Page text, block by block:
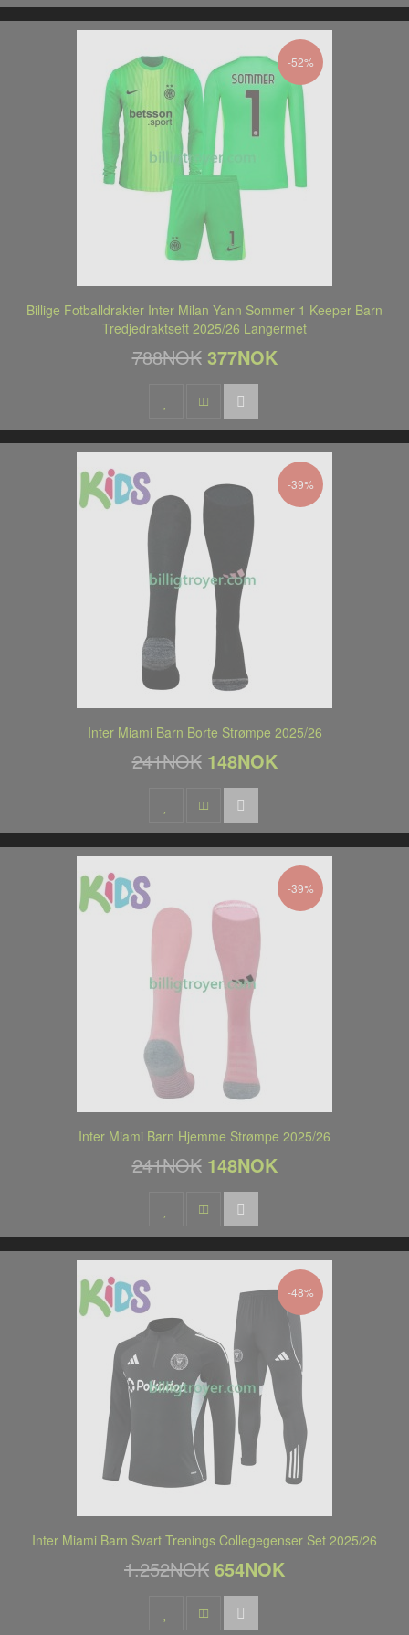
-52%
Billige Fotballdrakter Inter Milan Yann Sommer 1 Keeper Barn
Tredjedraktsett 2025/26 Langermet
788NOK 377NOK
-39%
Inter Miami Barn Borte Strømpe 2025/26
241NOK 148NOK
-39%
Inter Miami Barn Hjemme Strømpe 2025/26
241NOK 148NOK
-48%
Inter Miami Barn Svart Trenings Collegegenser Set 2025/26
1.252NOK 654NOK